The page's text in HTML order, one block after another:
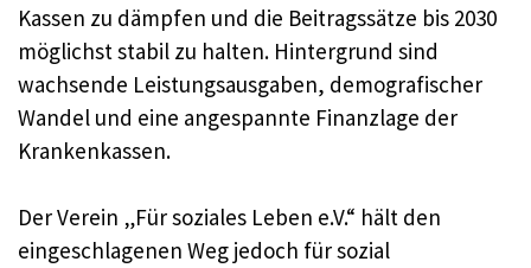
Kassen zu dämpfen und die Beitragssätze bis 2030
möglichst stabil zu halten. Hintergrund sind
wachsende Leistungsausgaben, demografischer
Wandel und eine angespannte Finanzlage der
Krankenkassen.
Der Verein „Für soziales Leben e.V.“ hält den
eingeschlagenen Weg jedoch für sozial